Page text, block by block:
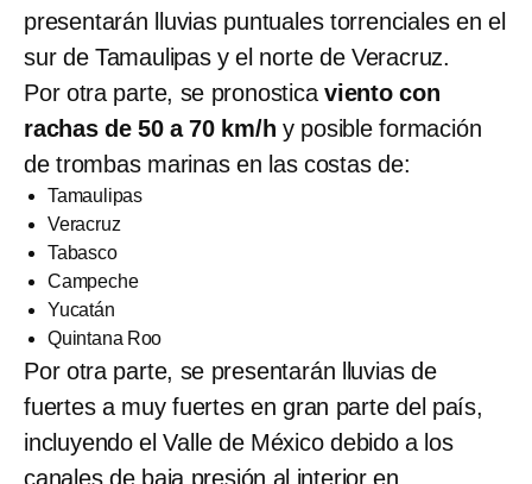
presentarán lluvias puntuales torrenciales en el
sur de Tamaulipas y el norte de Veracruz.
Por otra parte, se pronosticaviento con
rachas de 50 a 70 km/hy posible formación
de trombas marinas en las costas de:
Tamaulipas
Veracruz
Tabasco
Campeche
Yucatán
Quintana Roo
Por otra parte, se presentarán lluvias de
fuertes a muy fuertes en gran parte del país,
incluyendo el Valle de México debido a los
canales de baja presión al interior en